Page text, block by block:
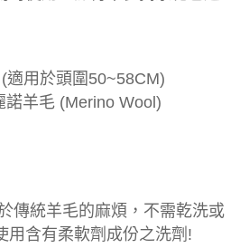
用於頭圍50~58CM)
羊毛 (Merino Wool)
傳統羊毛的麻煩，不需乾洗或
用含有柔軟劑成份之洗劑!